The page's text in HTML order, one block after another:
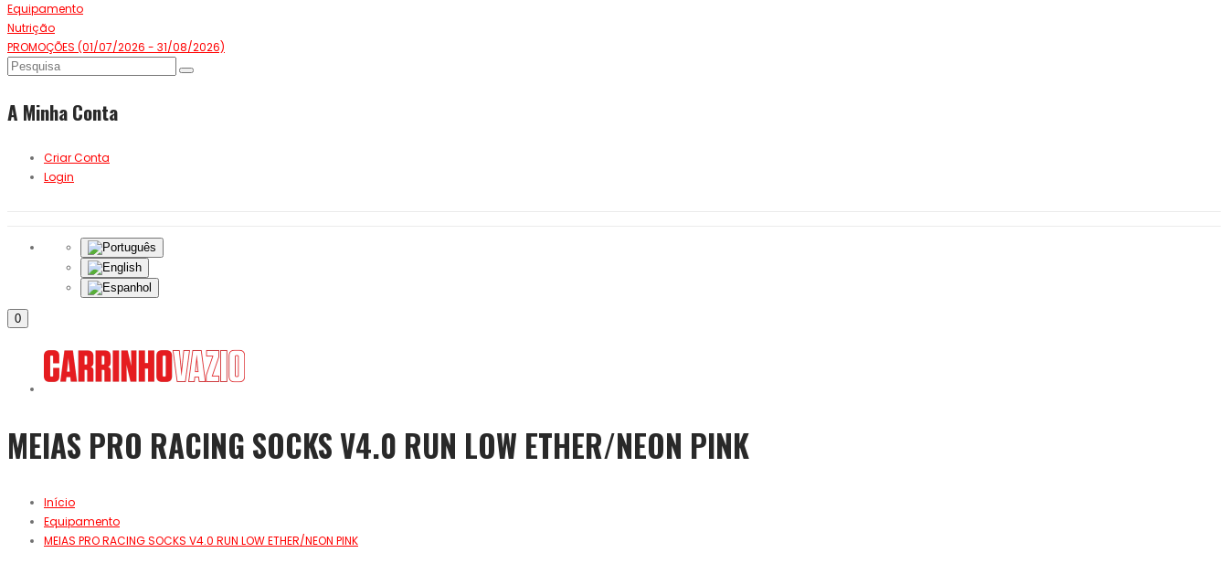
Equipamento
Nutrição
PROMOÇÕES (01/07/2026 - 31/08/2026)
A Minha Conta
Criar Conta
Login
0
MEIAS PRO RACING SOCKS V4.0 RUN LOW ETHER/NEON PINK
Início
Equipamento
MEIAS PRO RACING SOCKS V4.0 RUN LOW ETHER/NEON PINK